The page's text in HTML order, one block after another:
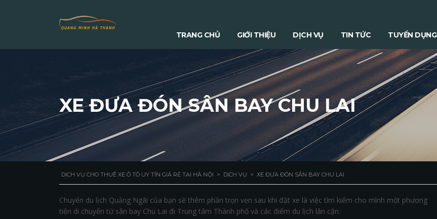
TRANG CHỦ GIỚI THIỆU DỊCH VỤ TIN TỨC TUYỂN DỤNG
XE ĐƯA ĐÓN SÂN BAY CHU LAI
DỊCH VỤ CHO THUÊ XE Ô TÔ UY TÍN GIÁ RẺ TẠI HÀ NỘI > DỊCH VỤ > XE ĐƯA ĐÓN SÂN BAY CHU LAI
Chuyến du lịch Quảng Ngãi của bạn sẽ thêm phần trọn vẹn sau khi đặt xe là việc tìm kiếm cho mình một phương
tiện di chuyển từ sân bay Chu Lai đi Trung tâm Thành phố và các điểm du lịch lân cận.